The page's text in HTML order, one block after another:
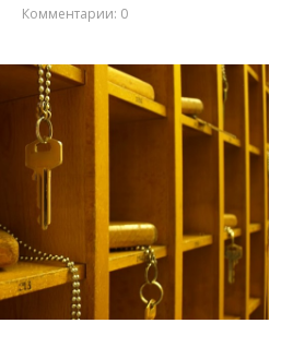
Комментарии: 0